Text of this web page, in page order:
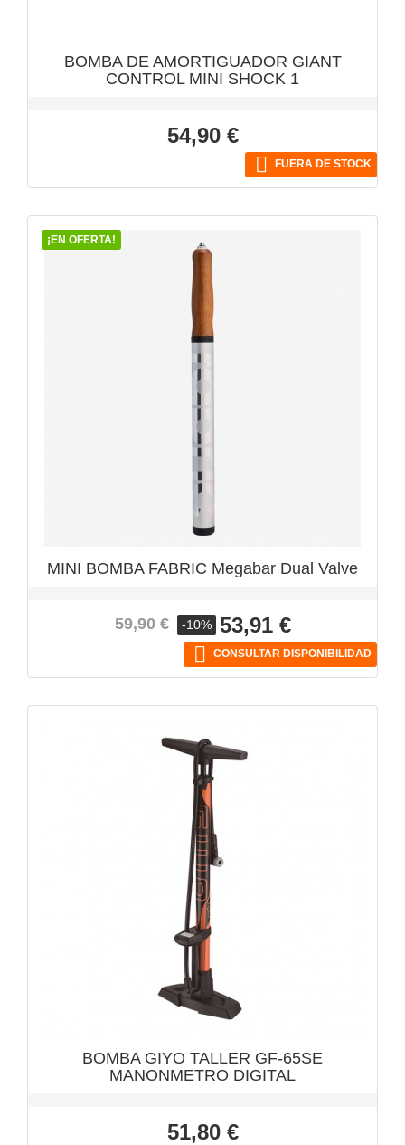
BOMBA DE AMORTIGUADOR GIANT
CONTROL MINI SHOCK 1
Precio
54,90 €
 FUERA DE STOCK
¡EN OFERTA!
MINI BOMBA FABRIC Megabar Dual Valve
Precio
59,90 € -10% Precio
53,91 €
 CONSULTAR DISPONIBILIDAD
BOMBA GIYO TALLER GF-65SE
MANONMETRO DIGITAL
Precio
51,80 €
VISTA RÁPIDA
VISTA RÁPIDA